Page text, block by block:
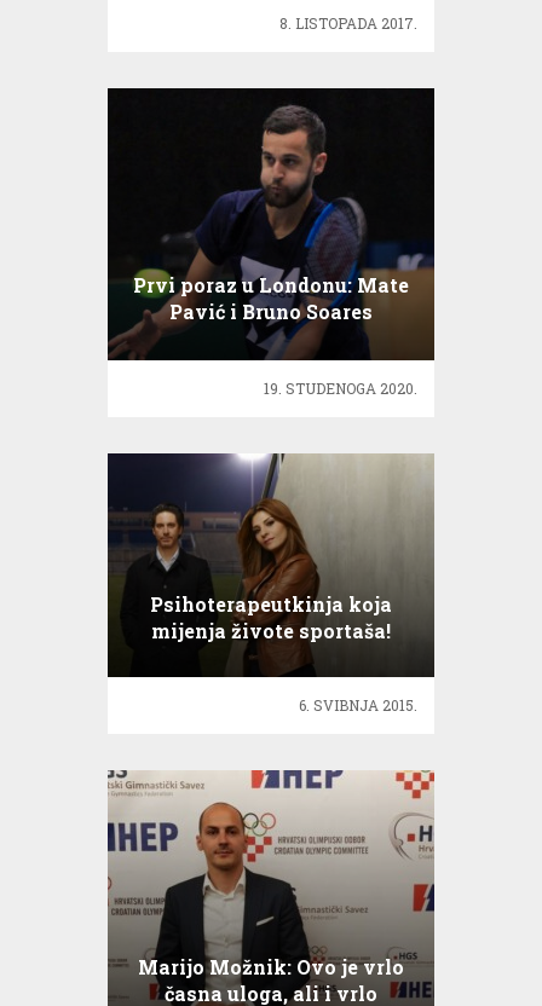
8. LISTOPADA 2017.
Prvi poraz u Londonu: Mate
Pavić i Bruno Soares
izgubili u 2. kolu
19. STUDENOGA 2020.
Psihoterapeutkinja koja
mijenja živote sportaša!
6. SVIBNJA 2015.
Marijo Možnik: Ovo je vrlo
časna uloga, ali i vrlo